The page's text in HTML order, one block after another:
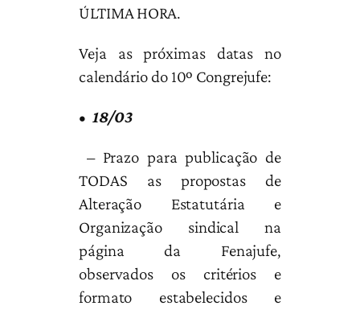
ÚLTIMA HORA.
Veja as próximas datas no
calendário do 10º Congrejufe:
• 18/03
– Prazo para publicação de
TODAS as propostas de
Alteração Estatutária e
Organização sindical na
página da Fenajufe,
observados os critérios e
formato estabelecidos e